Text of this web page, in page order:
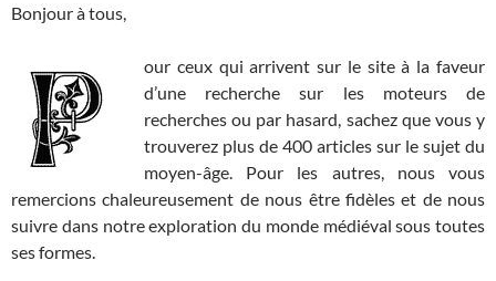
Bonjour à tous,
our ceux qui arrivent sur le site à la faveur
d’une recherche sur les moteurs de
recherches ou par hasard, sachez que vous y
trouverez plus de 400 articles sur le sujet du
moyen-âge. Pour les autres, nous vous
remercions chaleureusement de nous être fidèles et de nous
suivre dans notre exploration du monde médiéval sous toutes
ses formes.